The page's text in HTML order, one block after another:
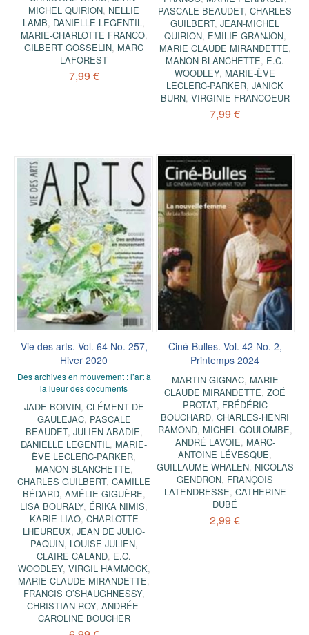
MICHEL QUIRION, NELLIE
LAMB, DANIELLE LEGENTIL,
MARIE-CHARLOTTE FRANCO,
GILBERT GOSSELIN, MARC
LAFOREST
7,99 €
PASCALE BEAUDET,CHARLES
GUILBERT,JEAN-MICHEL
QUIRION, EMILIE GRANJON,
MARIE CLAUDE MIRANDETTE,
MANON BLANCHETTE, E.C.
WOODLEY, MARIE-ÈVE
LECLERC-PARKER,JANICK
BURN, VIRGINIE FRANCOEUR
7,99 €
Vie des arts. Vol. 64 No. 257,
Hiver 2020
Des archives en mouvement : l’art à
la lueur des documents
JADE BOIVIN, CLÉMENT DE
GAULEJAC, PASCALE
BEAUDET, JULIEN ABADIE,
DANIELLE LEGENTIL, MARIE-
ÈVE LECLERC-PARKER,
MANON BLANCHETTE,
CHARLES GUILBERT,CAMILLE
BÉDARD, AMÉLIE GIGUÈRE,
LISA BOURALY, ÉRIKA NIMIS,
KARIE LIAO, CHARLOTTE
LHEUREUX,JEAN DE JULIO-
PAQUIN, LOUISE JULIEN,
CLAIRE CALAND, E.C.
WOODLEY, VIRGIL HAMMOCK,
MARIE CLAUDE MIRANDETTE,
FRANCIS O’SHAUGHNESSY,
CHRISTIAN ROY, ANDRÉE-
CAROLINE BOUCHER
Ciné-Bulles. Vol. 42 No. 2,
Printemps 2024
MARTIN GIGNAC, MARIE
CLAUDE MIRANDETTE,ZOÉ
PROTAT, FRÉDÉRIC
BOUCHARD,CHARLES-HENRI
RAMOND, MICHEL COULOMBE,
ANDRÉ LAVOIE, MARC-
ANTOINE LÉVESQUE,
GUILLAUME WHALEN, NICOLAS
GENDRON, FRANÇOIS
LATENDRESSE, CATHERINE
DUBÉ
2,99 €